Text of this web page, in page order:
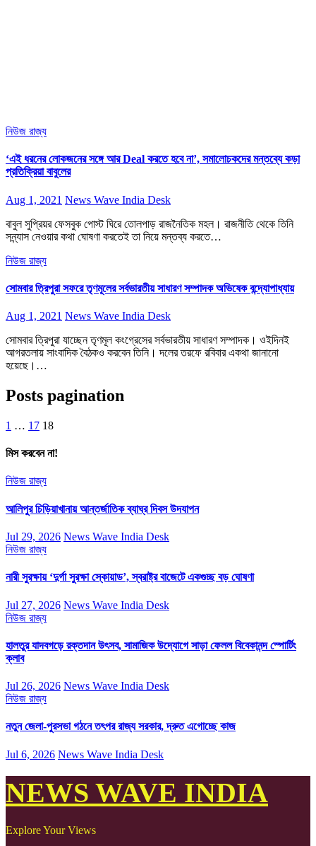
নিউজ রাজ্য
‘এই ধরনের লোকজনের সঙ্গে আর Deal করতে হবে না’, সমালোচকদের মন্তব্যে কড়া
প্রতিক্রিয়া বাবুলের
Aug 1, 2021 News Wave India Desk
বাবুল সুপ্রিয়র ফেসবুক পোস্ট ঘিরে তোলপাড় রাজনৈতিক মহল। রাজনীতি থেকে তিনি
সন্ন্যাস নেওয়ার কথা ঘোষণা করতেই তা নিয়ে মন্তব্য করতে…
নিউজ রাজ্য
সোমবার ত্রিপুরা সফরে তৃণমূলের সর্বভারতীয় সাধারণ সম্পাদক অভিষেক বন্দ্যোপাধ্যায়
Aug 1, 2021 News Wave India Desk
সোমবার ত্রিপুরা যাচ্ছেন তৃণমূল কংগ্রেসের সর্বভারতীয় সাধারণ সম্পাদক। ওইদিনই
আগরতলায় সাংবাদিক বৈঠকও করবেন তিনি। দলের তরফে রবিবার একথা জানানো
হয়েছে।…
Posts pagination
1 … 17 18
মিস করবেন না!
নিউজ রাজ্য
আলিপুর চিড়িয়াখানায় আন্তর্জাতিক ব্যাঘ্র দিবস উদযাপন
Jul 29, 2026 News Wave India Desk
নিউজ রাজ্য
নারী সুরক্ষায় ‘দুর্গা সুরক্ষা স্কোয়াড’, স্বরাষ্ট্র বাজেটে একগুচ্ছ বড় ঘোষণা
Jul 27, 2026 News Wave India Desk
নিউজ রাজ্য
হালতুর যাদবগড়ে রক্তদান উৎসব, সামাজিক উদ্যোগে সাড়া ফেলল বিবেকানন্দ স্পোর্টিং
ক্লাব
Jul 26, 2026 News Wave India Desk
নিউজ রাজ্য
নতুন জেলা-পুরসভা গঠনে তৎপর রাজ্য সরকার, দ্রুত এগোচ্ছে কাজ
Jul 6, 2026 News Wave India Desk
NEWS WAVE INDIA
Explore Your Views